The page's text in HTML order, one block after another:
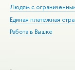
Людям с
Единая платежная
Работа в Вышке